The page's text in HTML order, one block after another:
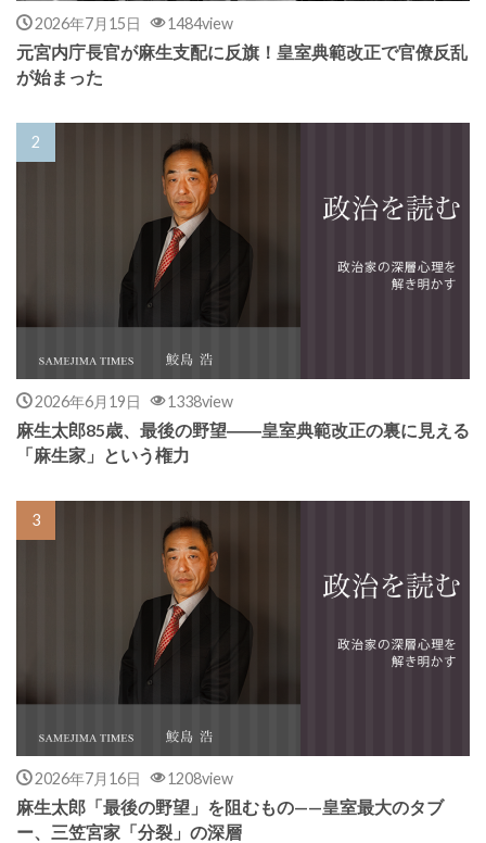
2026年7月15日 1484view
元宮内庁長官が麻生支配に反旗！皇室典範改正で官僚反乱
が始まった
2026年6月19日 1338view
麻生太郎85歳、最後の野望――皇室典範改正の裏に見える
「麻生家」という権力
2026年7月16日 1208view
麻生太郎「最後の野望」を阻むもの——皇室最大のタブ
ー、三笠宮家「分裂」の深層